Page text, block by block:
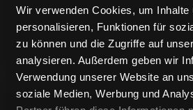
Wir verwenden Cookies, um Inhalte
personalisieren, Funktionen für
zu können und die Zugriffe auf
analysieren. Außerdem geben wir
Verwendung unserer Website an
soziale Medien, Werbung und